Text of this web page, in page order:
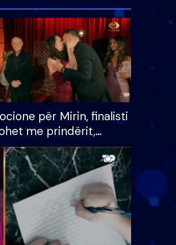
për Mirin, finalisti
me prindërit,
dhe bashkëshorten:
ndonjë letër divorci
jo?